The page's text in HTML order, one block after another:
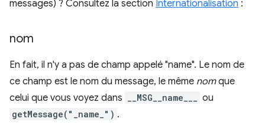
messages) ? Consultez la section Internationalisation :
nom
En fait, il n'y a pas de champ appelé "name". Le nom de
ce champ est le nom du message, le même nomque
celui que vous voyez dans
__MSG__name___ ou
getMessage("_name_") .